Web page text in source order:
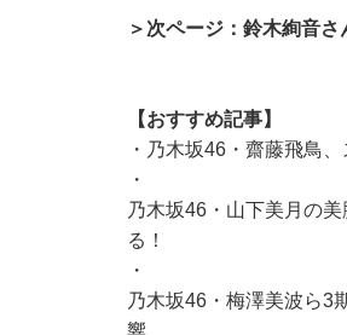
＞次ページ：鈴木絢音
【おすすめ記事】
・ 乃木坂46・齋藤飛鳥
・
乃木坂46・山下美月の
る！
・
乃木坂46・梅澤美波ら3